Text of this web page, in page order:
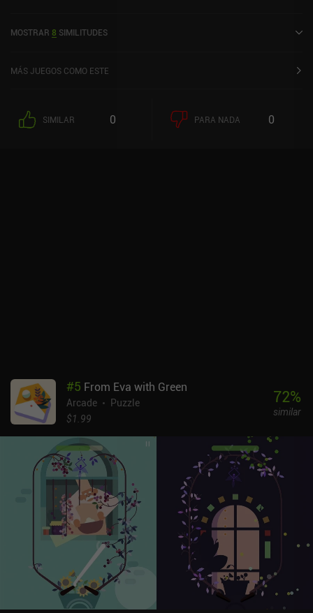
MOSTRAR 8 SIMILITUDES
MÁS JUEGOS COMO ESTE
SIMILAR 0 PARA NADA 0
#5 From Eva with Green
Arcade
Puzzle
$1.99
72%
similar